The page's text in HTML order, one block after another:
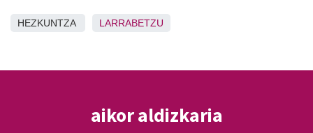
HEZKUNTZA LARRABETZU
aikor aldizkaria